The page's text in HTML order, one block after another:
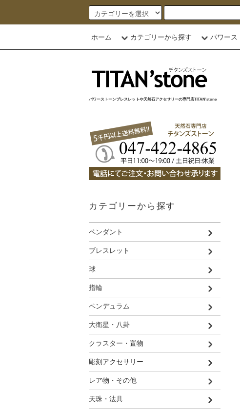
ホーム カテゴリーから探す パワース
パワーストーンブレスレットや天然石アクセサリーの専門店TITAN'stone
カテゴリーから探す
ペンダント
ブレスレット
球
指輪
ペンデュラム
大衛星・八卦
クラスター・置物
彫刻アクセサリー
レア物・その他
天珠・法具